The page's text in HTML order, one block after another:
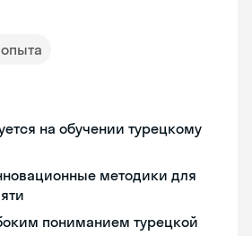
на обучении турецкому
методики для
пониманием турецкой